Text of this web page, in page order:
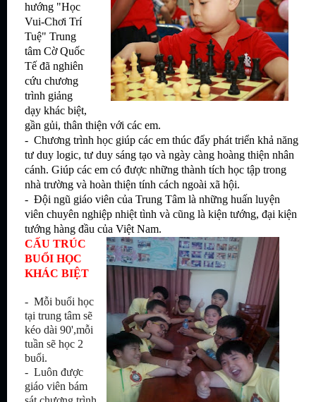
hướng "Học
Vui-Chơi Trí
Tuệ" Trung
tâm Cờ Quốc
Tế đã nghiên
cứu chương
trình giảng
dạy khác biệt,
gần gủi, thân thiện với các em.
- Chương trình học giúp các em thúc đẩy phát triển khả năng
tư duy logic, tư duy sáng tạo và ngày càng hoàng thiện nhân
cánh. Giúp các em có được những thành tích học tập trong
nhà trường và hoàn thiện tính cách ngoài xã hội.
- Đội ngũ giáo viên của Trung Tâm là những huấn luyện
viên chuyên nghiệp nhiệt tình và cũng là kiện tướng, đại kiện
tướng hàng đầu của Việt Nam.
CẤU TRÚC
BUỔI HỌC
KHÁC BIỆT
- Mỗi buổi học
tại trung tâm sẽ
kéo dài 90',mỗi
tuần sẽ học 2
buổi.
- Luôn được
giáo viên bám